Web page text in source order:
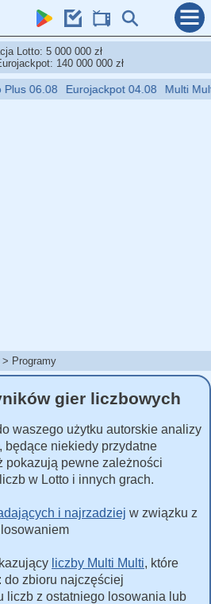
Lotto: 5 000 000 zł
140 000 000 zł
06.08 Eurojackpot 04.08 Multi Multi
Programy
gier liczbowych
waszego użytku autorskie analizy
niekiedy przydatne
pokazują pewne zależności
w Lotto i innych grach.
i najrzadziej w związku z
liczby Multi Multi, które
do zbioru najczęściej
liczb z ostatniego losowania lub